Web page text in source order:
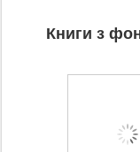
Книги з